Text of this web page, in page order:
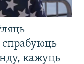
спрабуюць
кажуць